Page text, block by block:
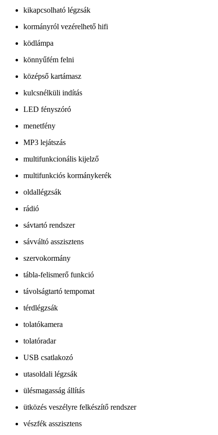
kikapcsolható légzsák
kormányról vezérelhető hifi
ködlámpa
könnyűfém felni
középső kartámasz
kulcsnélküli indítás
LED fényszóró
menetfény
MP3 lejátszás
multifunkcionális kijelző
multifunkciós kormánykerék
oldallégzsák
rádió
sávtartó rendszer
sávváltó asszisztens
szervokormány
tábla-felismerő funkció
távolságtartó tempomat
térdlégzsák
tolatókamera
tolatóradar
USB csatlakozó
utasoldali légzsák
ülésmagasság állítás
ütközés veszélyre felkészítő rendszer
vészfék asszisztens